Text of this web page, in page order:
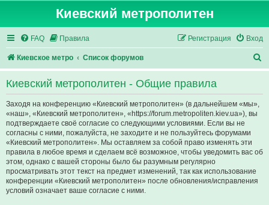
Киевский метрополитен
FAQ Правила Вход
Регистрация
Киевское метро Список форумов
о
Киевский метрополитен - Общие правила
Заходя на конференцию «Киевский метрополитен» (в дальнейшем «мы»,
«наш», «Киевский метрополитен», «https://forum.metropoliten.kiev.ua»), вы
подтверждаете своё согласие со следующими условиями. Если вы не
согласны с ними, пожалуйста, не заходите и не пользуйтесь форумами
«Киевский метрополитен». Мы оставляем за собой право изменять эти
правила в любое время и сделаем всё возможное, чтобы уведомить вас об
этом, однако с вашей стороны было бы разумным регулярно
просматривать этот текст на предмет изменений, так как использование
конференции «Киевский метрополитен» после обновления/исправления
условий означает ваше согласие с ними.